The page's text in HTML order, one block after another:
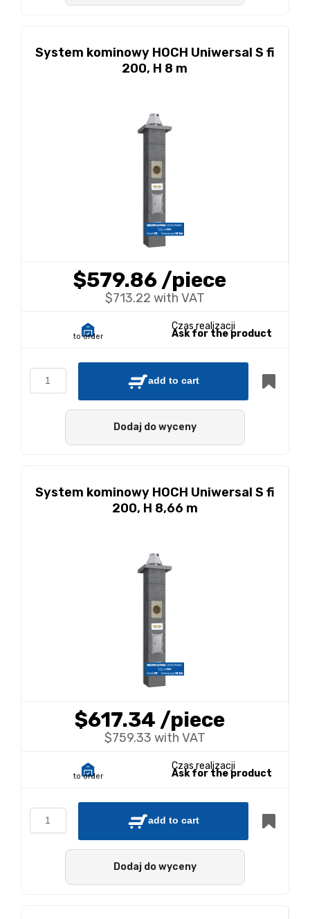
System kominowy HOCH Uniwersal S fi
200, H 8 m
$579.86/piece
$713.22 with VAT
to order
Czas realizacji
Ask for the product
add to cart
Dodaj do wyceny
System kominowy HOCH Uniwersal S fi
200, H 8,66 m
$617.34 /piece
$759.33 with VAT
to order
Czas realizacji
Ask for the product
add to cart
Dodaj do wyceny